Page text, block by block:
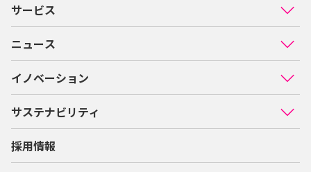
サービス
ニュース
イノベーション
サステナビリティ
採用情報